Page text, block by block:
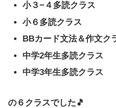
小３−４多読クラス
小６多読クラス
BBカード文法＆作文ク
中学2年生多読クラス
中学3年生多読クラス
の６クラスでした🎵